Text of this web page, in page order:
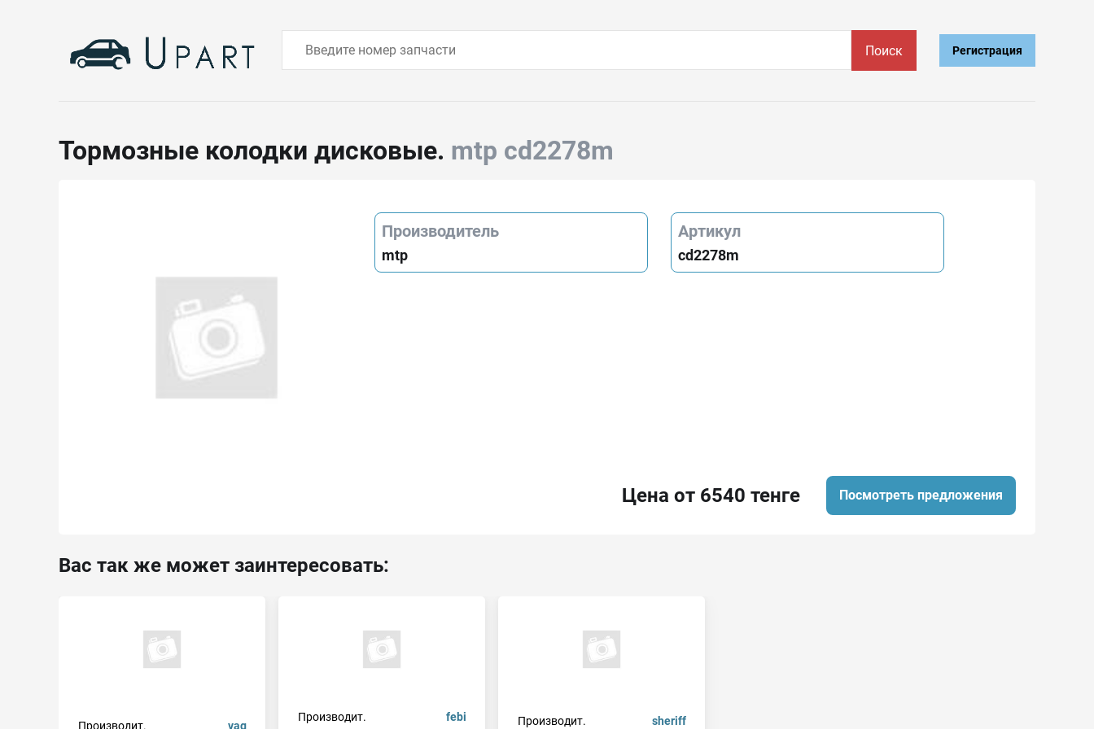
Поиск Регистрация
Тормозные колодки дисковые. mtp cd2278m
Производитель
mtp
Артикул
cd2278m
Цена от 6540 тенге Посмотреть предложения
Вас так же может заинтересовать:
Производит.
vag
Производит.
febi
Производит.
sheriff